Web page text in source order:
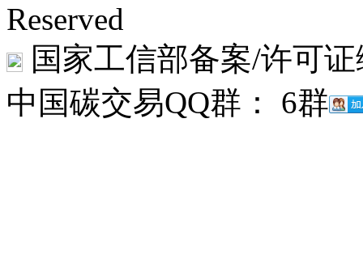
Reserved
国家工信部备案/许可
中国碳交易QQ群： 6群